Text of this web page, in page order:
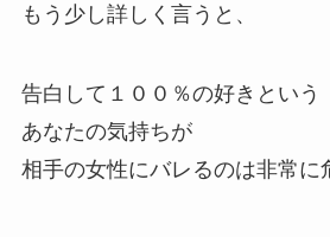
もう少し詳しく言うと、
告白して１００％の好きという
あなたの気持ちが
相手の女性にバレるのは非常に